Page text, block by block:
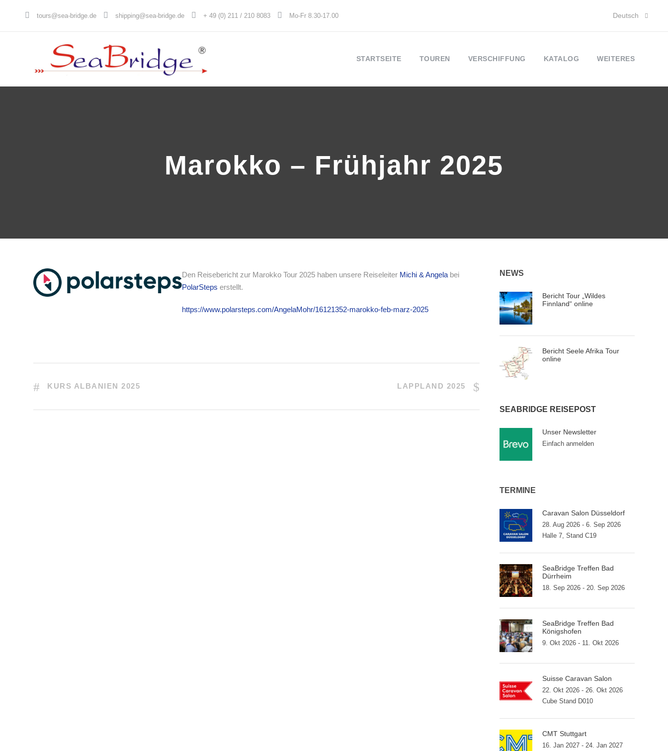
tours@sea-bridge.de shipping@sea-bridge.de + 49 (0) 211 / 210 8083 Mo-Fr 8.30-17.00 Deutsch
STARTSEITE TOUREN VERSCHIFFUNG KATALOG WEITERES
Marokko – Frühjahr 2025
Den Reisebericht zur Marokko Tour 2025 haben unsere Reiseleiter Michi & Angela bei
PolarStepserstellt.
https://www.polarsteps.com/AngelaMohr/16121352-marokko-feb-marz-2025
KURS ALBANIEN 2025 LAPPLAND 2025
NEWS
Bericht Tour „Wildes
Finnland“ online
Bericht Seele Afrika Tour
online
SEABRIDGE REISEPOST
Unser Newsletter
Einfach anmelden
TERMINE
Caravan Salon Düsseldorf
28. Aug 2026 - 6. Sep 2026
Halle 7, Stand C19
SeaBridge Treffen Bad
Dürrheim
18. Sep 2026 - 20. Sep 2026
SeaBridge Treffen Bad
Königshofen
9. Okt 2026 - 11. Okt 2026
Suisse Caravan Salon
22. Okt 2026 - 26. Okt 2026
Cube Stand D010
CMT Stuttgart
16. Jan 2027 - 24. Jan 2027